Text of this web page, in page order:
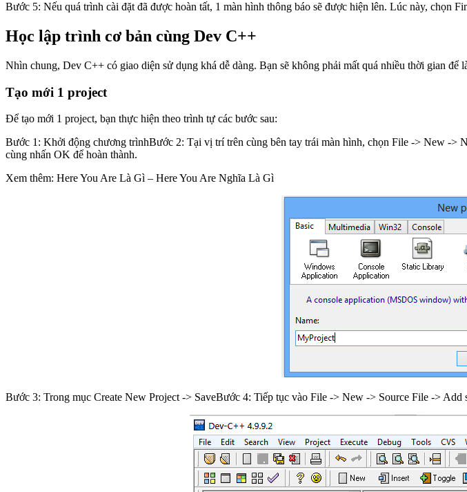
Bước 5: Nếu quá trình cài đặt đã được hoàn tất, 1 màn hình thông báo sẽ được hiện lên. Lúc này, chọn
Học lập trình cơ bản cùng Dev C++
Nhìn chung, Dev C++ có giao diện sử dụng khá dễ dàng. Bạn sẽ không phải mất quá nhiều thời gian
Tạo mới 1 project
Để tạo mới 1 project, bạn thực hiện theo trình tự các bước sau:
Bước 1: Khởi động chương trìnhBước 2: Tại vị trí trên cùng bên tay trái màn hình, chọn File -> New ->
cùng nhấn OK để hoàn thành.
Xem thêm: Here You Are Là Gì – Here You Are Nghĩa Là Gì
Bước 3: Trong mục Create New Project -> SaveBước 4: Tiếp tục vào File -> New -> Source File ->